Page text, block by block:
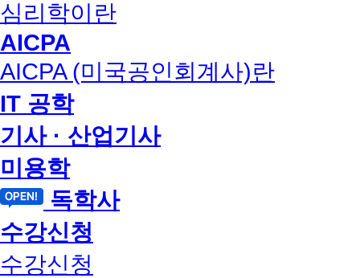
심리학이란
AICPA
AICPA (미국공인회계사)란
IT 공학
기사 · 산업기사
미용학
독학사
수강신청
수강신청